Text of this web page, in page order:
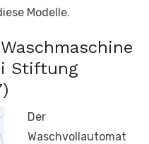
Modelle.
Stiftung
Der
Waschvollautomat